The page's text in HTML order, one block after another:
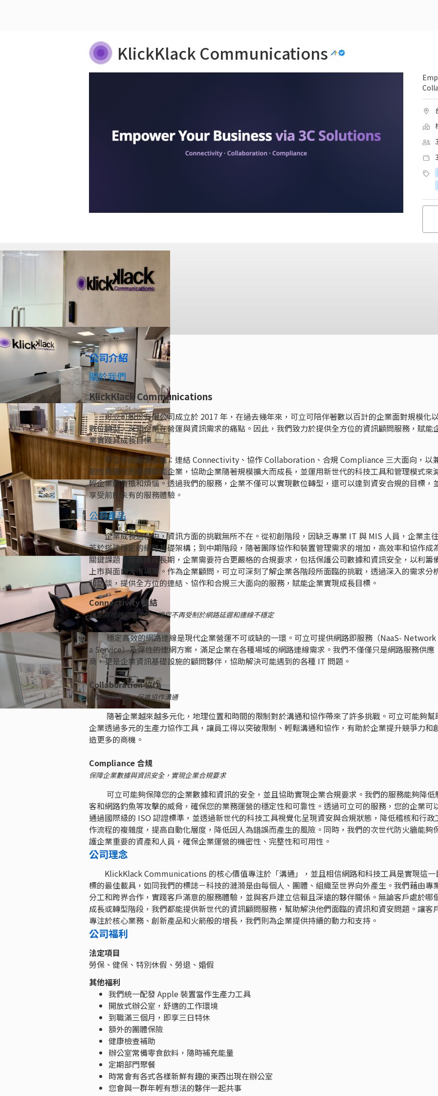
KlickKlack Communications
公司介紹
關於我們
KlickKlack Communications
可立可股份有限公司成立於 2017 年，在過去幾年來，可立可陪伴著數以百計的企業面對規模化
數位轉型，深知企業在營運與資訊需求的痛點。因此，我們致力於提供全方位的資訊顧問服務，賦能
業實踐其成長目標。
可立可的服務涵蓋：連結 Connectivity、協作 Collaboration、合規 Compliance 三大面向，以
韌性與彈性的服務賦能企業，協助企業隨著規模擴大而成長，並運用新世代的科技工具和管理模式來
輕企業的負擔和煩惱。透過我們的服務，企業不僅可以實現數位轉型，還可以達到資安合規的目標，
享受前所未有的服務體驗。
公司產品
企業成長過程中，資訊方面的挑戰無所不在。從初創階段，因缺乏專業 IT 與 MIS 人員，企業主
苦於搭建穩定的網路基礎架構；到中期階段，隨著團隊協作和裝置管理需求的增加，高效率和協作成
關鍵課題；在高速成長期，企業需要符合更嚴格的合規要求，包括保護公司數據和資訊安全，以利籌
上市與面向大市場等。作為企業顧問，可立可深刻了解企業各階段所面臨的挑戰，透過深入的需求分
和訪談，提供全方位的連結、協作和合規三大面向的服務，賦能企業實現成長目標。
Connectivity 連結
穩定高效的網路連線，讓您不再受制於網路延遲和連線不穩定
穩定高效的網路連線是現代企業營運不可或缺的一環。可立可提供網路即服務（NaaS- Network
a Service）及彈性的連網方案，滿足企業在各種場域的網路連線需求。我們不僅僅只是網路服務供應
商，更是企業資訊基礎設施的顧問夥伴，協助解決可能遇到的各種 IT 問題。
Collaboration 協作
提高團隊效率，促進協作溝通
隨著企業越來越多元化，地理位置和時間的限制對於溝通和協作帶來了許多挑戰。可立可能夠幫
企業透過多元的生產力協作工具，讓員工得以突破限制、輕鬆溝通和協作，有助於企業提升競爭力和
造更多的商機。
Compliance 合規
保障企業數據與資訊安全，實現企業合規要求
可立可能夠保障您的企業數據和資訊的安全，並且協助實現企業合規要求。我們的服務能夠降低
客和網路釣魚等攻擊的威脅，確保您的業務運營的穩定性和可靠性。透過可立可的服務，您的企業可
通過國際級的 ISO 認證標準，並透過新世代的科技工具視覺化呈現資安與合規狀態，降低稽核和行政
作流程的複雜度，提高自動化層度，降低因人為錯誤而產生的風險。同時，我們的次世代防火牆能夠
護企業重要的資產和人員，確保企業運營的機密性、完整性和可用性。
公司理念
KlickKlack Communications 的核心價值專注於「溝通」，並且相信網路和科技工具是實現這一
標的最佳載具，如同我們的標誌－科技的漣漪是由每個人、團體、組織至世界向外產生。我們藉由專
分工和跨界合作，實踐客戶滿意的服務體驗，並與客戶建立信賴且深遠的夥伴關係。無論客戶處於哪
成長或轉型階段，我們都能提供新世代的資訊顧問服務，幫助解決他們面臨的資訊和資安問題。讓客
專注於核心業務、創新產品和火箭般的增長，我們則為企業提供持續的動力和支持。
公司福利
法定項目
勞保、健保、特別休假、勞退、婚假
其他福利
我們統一配發 Apple 裝置當作生產力工具
開放式辦公室，舒適的工作環境
到職滿三個月，即享三日特休
額外的團體保險
健康檢查補助
辦公室常備零食飲料，隨時補充能量
定期部門聚餐
時常會有各式各樣新鮮有趣的東西出現在辦公室
您會與一群年輕有想法的夥伴一起共事